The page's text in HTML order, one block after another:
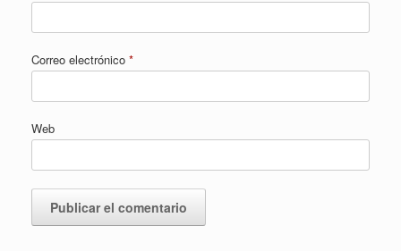
Correo electrónico *
Web